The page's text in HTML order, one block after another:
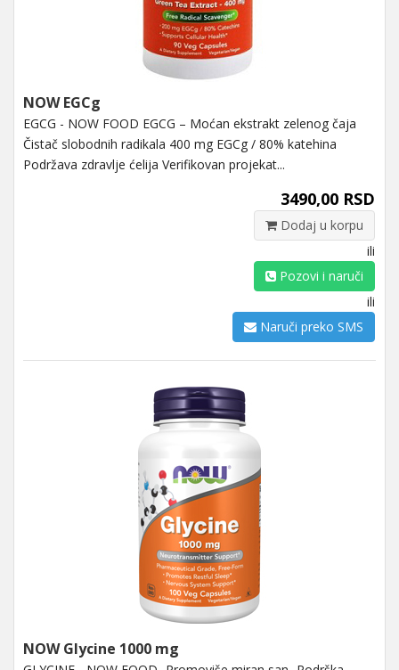
NOW EGCg
EGCG - NOW FOOD EGCG – Moćan ekstrakt zelenog čaja
Čistač slobodnih radikala 400 mg EGCg / 80% katehina
Podržava zdravlje ćelija Verifikovan projekat...
3490,00 RSD
Dodaj u korpu
ili
Pozovi i naruči
ili
Naruči preko SMS
NOW Glycine 1000 mg